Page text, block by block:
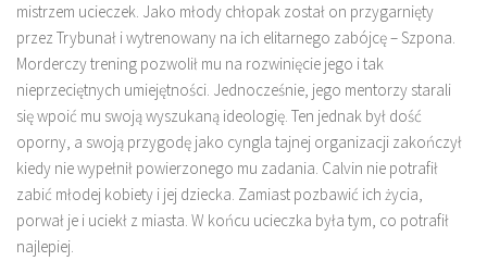
mistrzem ucieczek. Jako młody chłopak został on przygarnięty
przez Trybunał i wytrenowany na ich elitarnego zabójcę – Szpona.
Morderczy trening pozwolił mu na rozwinięcie jego i tak
nieprzeciętnych umiejętności. Jednocześnie, jego mentorzy starali
się wpoić mu swoją wyszukaną ideologię. Ten jednak był dość
oporny, a swoją przygodę jako cyngla tajnej organizacji zakończył
kiedy nie wypełnił powierzonego mu zadania. Calvin nie potrafił
zabić młodej kobiety i jej dziecka. Zamiast pozbawić ich życia,
porwał je i uciekł z miasta. W końcu ucieczka była tym, co potrafił
najlepiej.